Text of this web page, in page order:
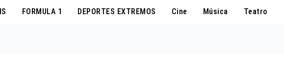
FORMULA 1 DEPORTES EXTREMOS Cine Música Teatro